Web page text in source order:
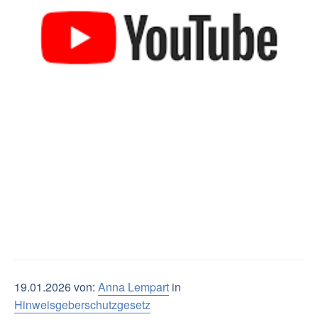
19.01.2026 von: Anna Lempart in
Hinweisgeberschutzgesetz